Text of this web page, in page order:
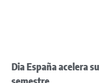
Dia España acelera